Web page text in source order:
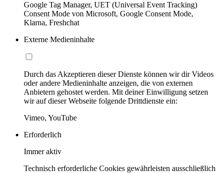
Google Tag Manager, UET (Universal Event Tracking)
Consent Mode von Microsoft, Google Consent Mode,
Klarna, Freshchat
Externe Medieninhalte
Durch das Akzeptieren dieser Dienste können wir dir Videos
oder andere Medieninhalte anzeigen, die von externen
Anbietern gehostet werden. Mit deiner Einwilligung setzen
wir auf dieser Webseite folgende Drittdienste ein:
Vimeo, YouTube
Erforderlich
Immer aktiv
Technisch erforderliche Cookies gewährleisten ausschließlich